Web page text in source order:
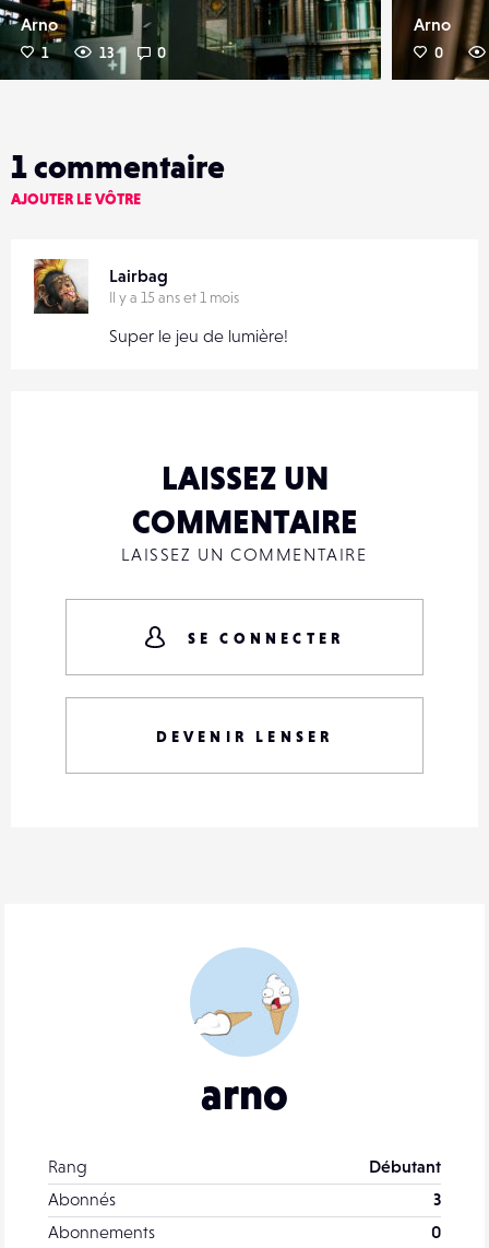
Arno
1 13 0
Arno
0
arno
Rang
Débutant
Abonnés
3
Abonnements
0
1commentaire
AJOUTER LE VÔTRE
Lairbag
Il y a 15 ans et 1 mois
Super le jeu de lumière!
LAISSEZ UN
COMMENTAIRE
LAISSEZ UN COMMENTAIRE
SE CONNECTER
DEVENIR LENSER